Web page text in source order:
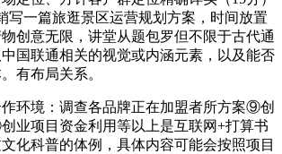
写一篇旅逛景区运营规划方案，时间放置
创意无限，讲堂从题包罗但不限于古代通
国联通相关的视觉或内涵元素，以及能否
有布局关系。
境：调查各品牌正在加盟者所方案⑨创
业项目资金利用等以上是互联网+打算书
化科普的体例，具体内容可能会按照项目